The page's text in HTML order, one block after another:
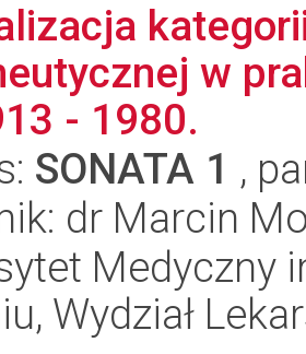
w
- 1980.
SONATA 1 ,
dr Marcin
Medyczny
Wydział